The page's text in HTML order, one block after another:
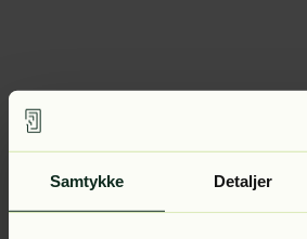
Samtykke Detaljer